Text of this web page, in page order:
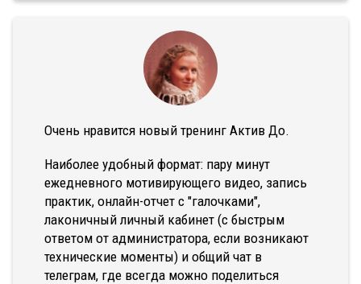
Очень нравится новый тренинг Актив До.
Наиболее удобный формат: пару минут
ежедневного мотивирующего видео, запись
практик, онлайн-отчет с "галочками",
лаконичный личный кабинет (с быстрым
ответом от администратора, если возникают
технические моменты) и общий чат в
телеграм, где всегда можно поделиться